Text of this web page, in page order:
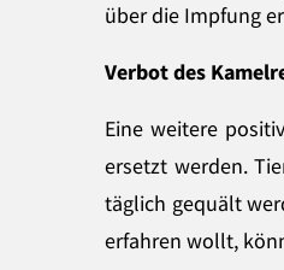
über die Impfung
Verbot des
Eine weitere
ersetzt werden.
täglich gequält
erfahren wollt,